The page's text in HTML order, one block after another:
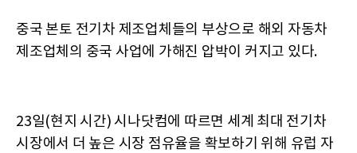
중국 본토 전기차 제조업체들의 부상으로 해외 자동차
제조업체의 중국 사업에 가해진 압박이 커지고 있다.
23일(현지 시간) 시나닷컴에 따르면 세계 최대 전기차
시장에서 더 높은 시장 점유율을 확보하기 위해 유럽 자